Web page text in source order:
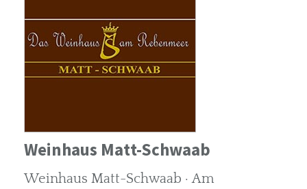
Weinhaus Matt-Schwaab
Weinhaus Matt-Schwaab · Am